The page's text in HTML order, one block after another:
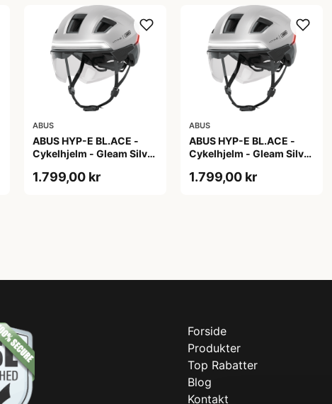
ABUS
ABUS HYP-E BL.ACE -
Cykelhjelm - Gleam Silver
1.799,00 kr
ABUS
ABUS HYP-E BL.ACE -
Cykelhjelm - Gleam Silver
1.799,00 kr
Forside
Produkter
Top Rabatter
Blog
Kontakt